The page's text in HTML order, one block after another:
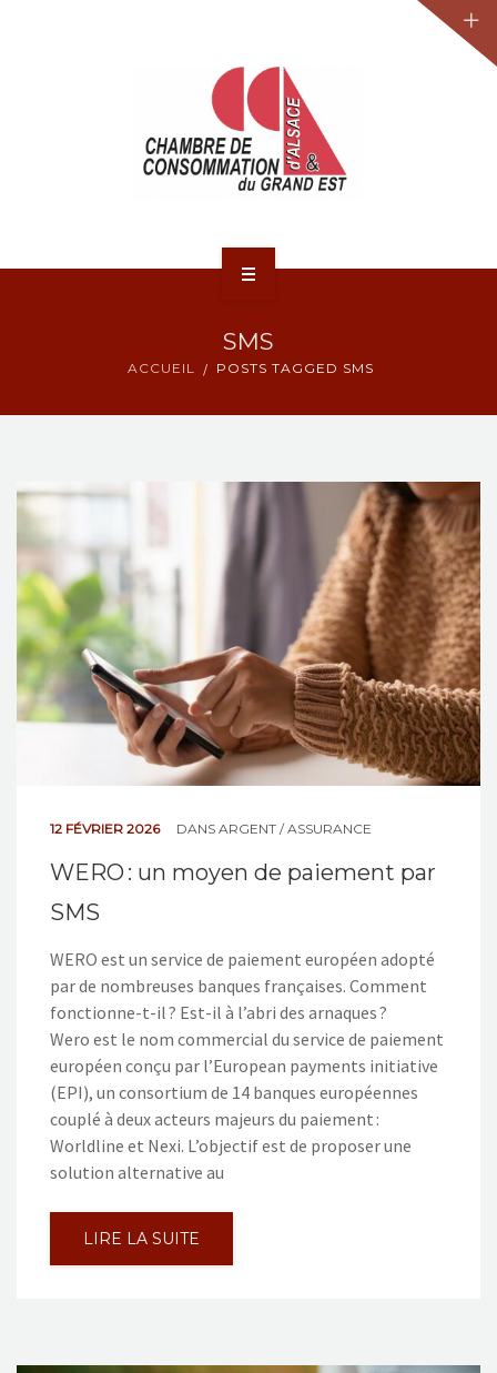
NOS ACTIONS
CONTACT
SMS
ACCUEIL POSTS TAGGED SMS
12 FÉVRIER 2026 DANS ARGENT / ASSURANCE
WERO : un moyen de paiement par
SMS
WERO est un service de paiement européen adopté
par de nombreuses banques françaises. Comment
fonctionne-t-il ? Est-il à l’abri des arnaques ?
Wero est le nom commercial du service de paiement
européen conçu par l’European payments initiative
(EPI), un consortium de 14 banques européennes
couplé à deux acteurs majeurs du paiement :
Worldline et Nexi. L’objectif est de proposer une
solution alternative au
LIRE LA SUITE